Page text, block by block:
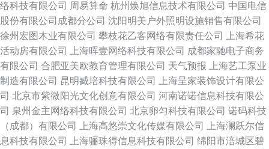
络科技有限公司 周易算命 杭州焕旭信息技术有限公司 中国电信
股份有限公司成都分公司 沈阳明美户外照明设施销售有限公司
徐州宏图木业有限公司 攀枝花乙客网络有限责任公司
上海希花
活动房有限公司
上海晖壹网络科技有限公司 成都家驰电子商务
有限公司 合肥亚美欧教育管理有限公司 天气预报
上海艺工泵业
制造有限公司 昆明臧培科技有限公司
上海呈家装饰设计有限公
司 北京市紫微阳光文化创意有限公司 河南诺诺信息科技有限公
司 泉州金主网络科技有限公司 北京卵匀科技有限公司 诺码科技
（成都）有限公司
上海高悠崇文化传媒有限公司
上海澜跃尔信
息科技有限公司
上海骊珠得信息科技有限公司 绵阳市涪城区碧